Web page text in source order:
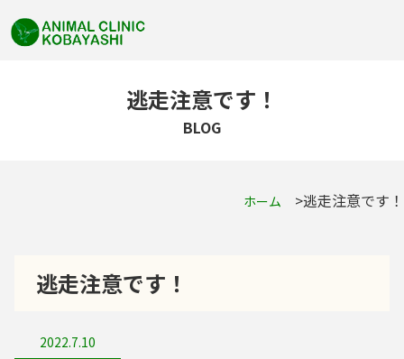
逃走注意です！
BLOG
ホーム 逃走注意です！
逃走注意です！
2022.7.10